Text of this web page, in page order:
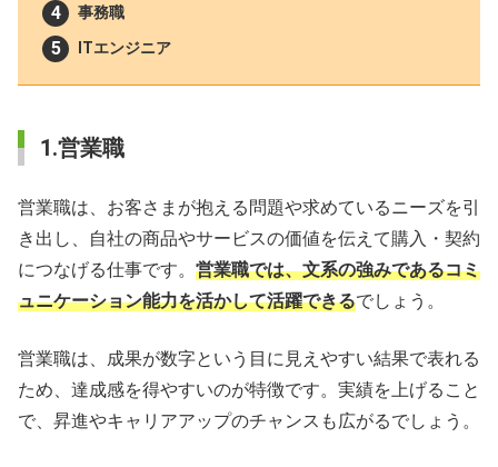
事務職
ITエンジニア
1.営業職
営業職は、お客さまが抱える問題や求めているニーズを引
き出し、自社の商品やサービスの価値を伝えて購入・契約
につなげる仕事です。 営業職では、文系の強みであるコミ
ュニケーション能力を活かして活躍できるでしょう。
営業職は、成果が数字という目に見えやすい結果で表れる
ため、達成感を得やすいのが特徴です。実績を上げること
で、昇進やキャリアアップのチャンスも広がるでしょう。